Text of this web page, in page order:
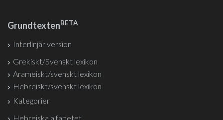
GrundtextenBETA
Interlinjär version
Grekiskt/Svenskt lexikon
Arameiskt/svenskt lexikon
Hebreiskt/svenskt lexikon
Kategorier
Hebreiska alfabetet